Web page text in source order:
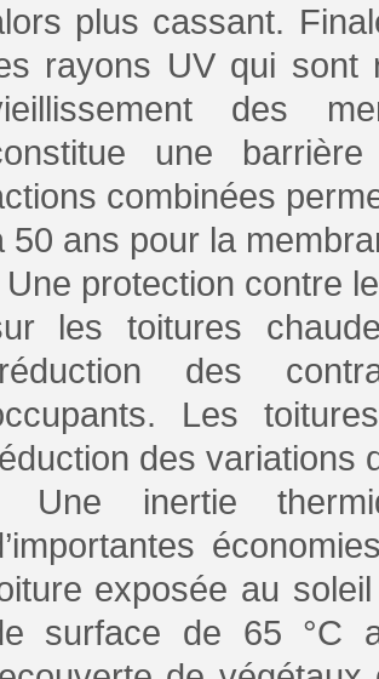
plus cassant.
rayons UV qui sont
des
une
combinées
50 ans pour la
Une protection contre
les toitures
des
Les
des variations
Une inertie
exposée au
surface de 65 °C